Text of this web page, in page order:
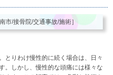
市/接骨院/交通事故/施術］
とりわけ慢性的に続く場合は、日々
。しかし、慢性的な頭痛には様々な